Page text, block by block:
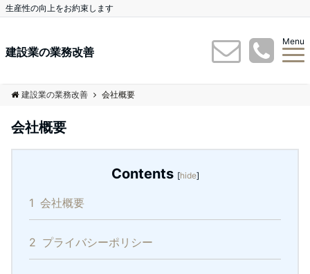
生産性の向上をお約束します
建設業の業務改善
Menu
建設業の業務改善 会社概要
会社概要
Contents [hide]
1 会社概要
2 プライバシーポリシー